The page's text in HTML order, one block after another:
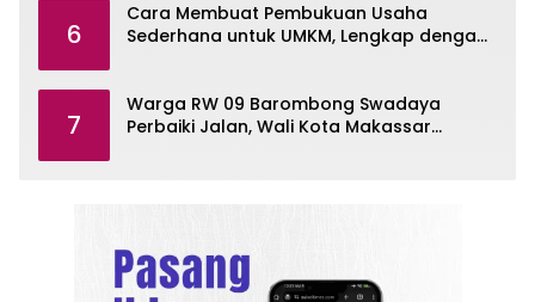
6
Cara Membuat Pembukuan Usaha
Sederhana untuk UMKM, Lengkap dengan
7
Warga RW 09 Barombong Swadaya
Perbaiki Jalan, Wali Kota Makassar